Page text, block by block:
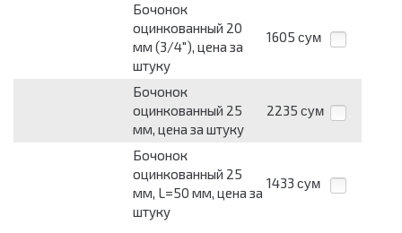
Бочонок
оцинкованный 20
мм (3/4"), цена за
штуку
1605 сум
Бочонок
оцинкованный 25
мм, цена за штуку
2235 сум
Бочонок
оцинкованный 25
мм, L=50 мм, цена за
штуку
1433 сум